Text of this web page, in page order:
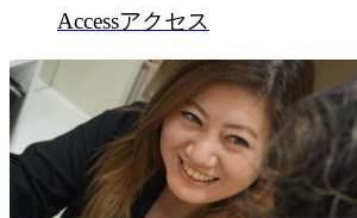
Accessアクセス